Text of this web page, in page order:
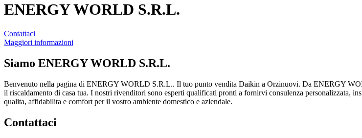
ENERGY WORLD S.R.L.
Contattaci
Maggiori informazioni
Siamo ENERGY WORLD S.R.L.
Benvenuto nella pagina di ENERGY WORLD S.R.L.. Il tuo punto vendita Daikin a Orzinuovi. Da ENERGY
il riscaldamento di casa tua. I nostri rivenditori sono esperti qualificati pronti a fornirvi consulenza personalizzata,
qualita, affidabilita e comfort per il vostro ambiente domestico e aziendale.
Contattaci